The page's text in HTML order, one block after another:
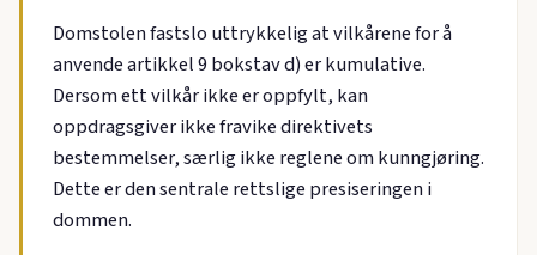
Domstolen fastslo uttrykkelig at vilkårene for å
anvende artikkel 9 bokstav d) er kumulative.
Dersom ett vilkår ikke er oppfylt, kan
oppdragsgiver ikke fravike direktivets
bestemmelser, særlig ikke reglene om kunngjøring.
Dette er den sentrale rettslige presiseringen i
dommen.